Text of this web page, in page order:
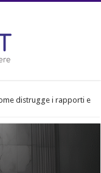
distrugge i rapporti e